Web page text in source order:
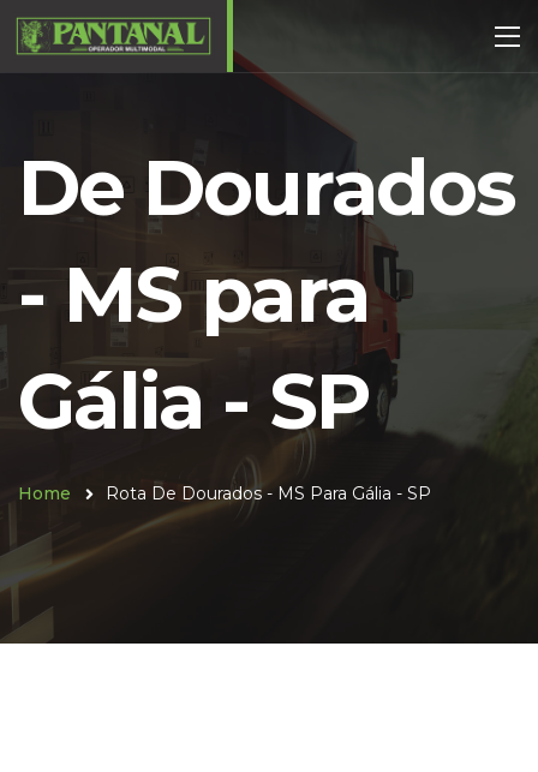
De Dourados
- MS para
Gália - SP
Home Rota De Dourados - MS Para Gália - SP